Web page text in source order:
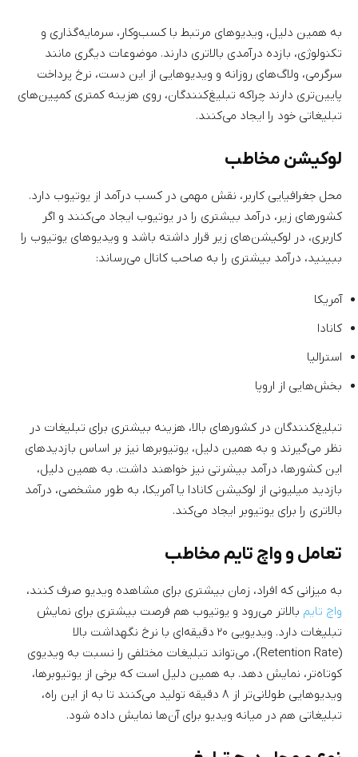
به همین دلیل، ویدیوهای مرتبط با کسب‌وکار، سرمایه‌گذاری و
تکنولوژی، بازده درآمدی بالاتری دارند. موضوعات دیگری مانند
سرگرمی، ولاگ‌های روزانه و ویدیوهایی از این دست، نرخ پرداخت
پایین‌تری دارند چراکه تبلیغ‌کنندگان، روی هزینه کمتری کمپین‌های
تبلیغاتی خود را ایجاد می‌کنند.
لوکیشن مخاطب
محل جغرافیایی کاربر، نقش مهمی در کسب درآمد از یوتیوب دارد.
کشورهای زیر، درآمد بیشتری را در یوتیوب ایجاد می‌کنند و اگر
کاربری، در لوکیشن‌های زیر قرار داشته باشد و ویدیوهای یوتیوب را
ببینید، درآمد بیشتری را به صاحب کانال می‌رساند:
آمریکا
کانادا
استرالیا
بخش‌هایی از اروپا
تبلیغ‌کنندگان در کشورهای بالا، هزینه بیشتری برای تبلیغات در
نظر می‌گیرند و به همین دلیل، یوتیوبرها نیز بر اساس بازدیدهای
این کشورها، درآمد بیشرتی نیز خواهند داشت. به همین دلیل،
بازدید میلیونی از لوکیشن کانادا یا آمریکا، به طور مشخصی، درآمد
بالاتری را برای یوتیوبر ایجاد می‌کند.
تعامل و واچ تایم مخاطب
به میزانی که افراد، زمان بیشتری برای مشاهده ویدیو صرف کنند،
واچ تایم بالاتر می‌‌رود و یوتیوب هم فرصت بیشتری برای نمایش
تبلیغات دارد. ویدیویی ۲۰ دقیقه‌ای با نرخ نگهداشت بالا
(Retention Rate)، می‌تواند تبلیغات مختلفی را نسبت به ویدیوی
کوتاه‌تر، نمایش دهد. به همین دلیل است که برخی از یوتیوبرها،
ویدیوهایی طولانی‌تر از ۸ دقیقه تولید می‌کنند تا به از این راه،
تبلیغاتی هم در میانه ویدیو برای آن‌ها نمایش داده شود.